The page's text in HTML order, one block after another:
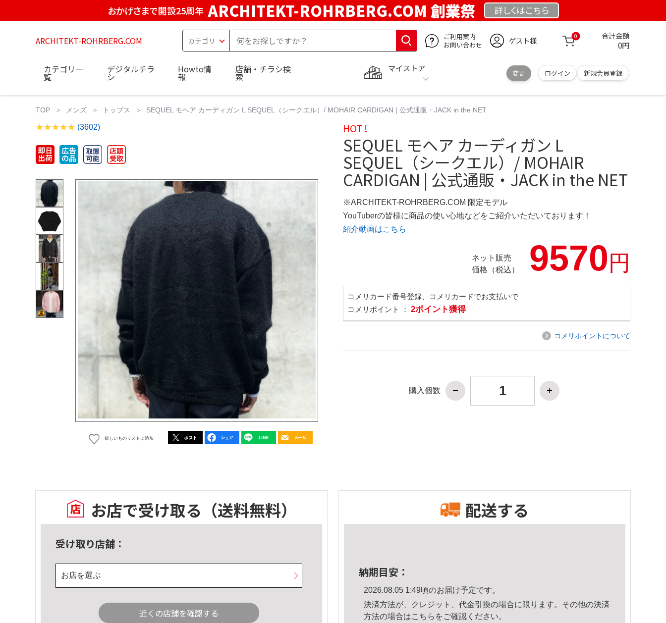
おかげさまで開設25周年 ARCHITEKT-ROHRBERG.COM 創業祭 詳しくはこちら
ARCHITEKT-ROHRBERG.COM
ご利用案内
お問い合わせ
ゲスト様 0 合計金額
0円
マイストア
変更 ログイン 新規会員登録
カテゴリ一
覧
デジタルチラ
シ
Howto情
報
店舗・チラシ検
索
TOP メンズ トップス SEQUEL モヘア カーディガン L SEQUEL（シークエル）/ MOHAIR CARDIGAN | 公式通販・JACK in the NET
(3602)
欲しいものリストに追加
HOT !
SEQUEL モヘア カーディガン L
SEQUEL（シークエル）/ MOHAIR
CARDIGAN | 公式通販・JACK in the NET
※ARCHITEKT-ROHRBERG.COM 限定モデル
YouTuberの皆様に商品の使い心地などをご紹介いただいております！
紹介動画はこちら
ネット販売
価格（税込）
9570円
コメリカード番号登録、コメリカードでお支払いで
コメリポイント ： 2ポイント獲得
コメリポイントについて
購入個数
お店で受け取る （送料無料）
受け取り店舗：
お店を選ぶ
近くの店舗を確認する
配送する
納期目安：
2026.08.05 1:49頃のお届け予定です。
決済方法が、クレジット、代金引換の場合に限ります。その他の決済
方法の場合はこちら をご確認ください。